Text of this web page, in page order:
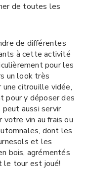
de toutes les
de différentes
à cette activité
pour les
un look très
citrouille vidée,
pour y déposer des
aussi servir
votre vin au frais ou
dont les
et les
bois, agrémentés
le tour est joué!